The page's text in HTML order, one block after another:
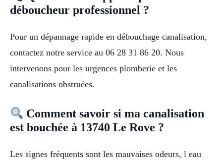
déboucheur professionnel ?
Pour un dépannage rapide en débouchage canalisation,
contactez notre service au 06 28 31 86 20. Nous
intervenons pour les urgences plomberie et les
canalisations obstruées.
Comment savoir si ma canalisation
est bouchée à 13740 Le Rove ?
Les signes fréquents sont les mauvaises odeurs, l eau